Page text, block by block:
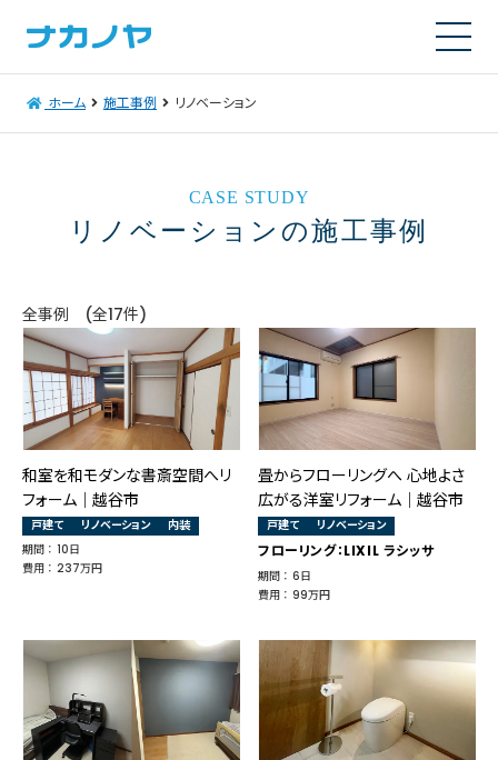
ホーム 施工事例 リノベーション
CASE STUDY
リノベーションの施工事例
全事例 (全17件)
和室を和モダンな書斎空間へリ
フォーム｜越谷市
戸建て リノベーション
内装
期間 ： 10日
費用 ： 237万円
畳からフローリングへ 心地よさ
広がる洋室リフォーム｜越谷市
戸建て リノベーション
フローリング：LIXIL ラシッサ
期間 ： 6日
費用 ： 99万円